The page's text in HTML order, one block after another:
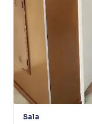
Sala